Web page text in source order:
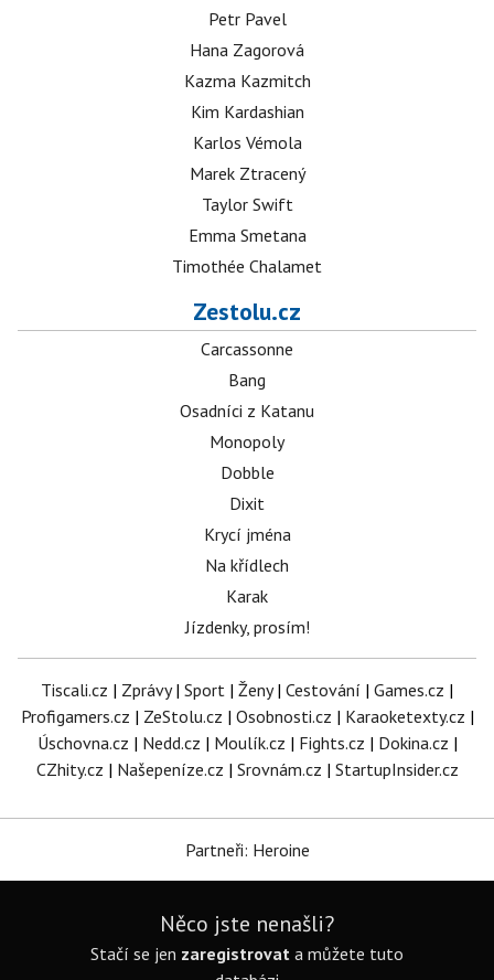
Petr Pavel
Hana Zagorová
Kazma Kazmitch
Kim Kardashian
Karlos Vémola
Marek Ztracený
Taylor Swift
Emma Smetana
Timothée Chalamet
Zestolu.cz
Carcassonne
Bang
Osadníci z Katanu
Monopoly
Dobble
Dixit
Krycí jména
Na křídlech
Karak
Jízdenky, prosím!
Tiscali.cz | Zprávy| Sport | Ženy| Cestování | Games.cz |
Profigamers.cz | ZeStolu.cz | Osobnosti.cz | Karaoketexty.cz |
Úschovna.cz | Nedd.cz | Moulík.cz | Fights.cz | Dokina.cz |
CZhity.cz | Našepeníze.cz | Srovnám.cz | StartupInsider.cz
Partneři: Heroine
Něco jste nenašli?
Stačí se jen zaregistrovat a můžete tuto